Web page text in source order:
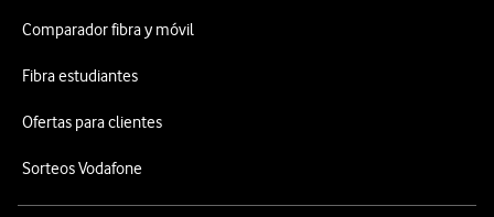
Comparador fibra y móvil
Fibra estudiantes
Ofertas para clientes
Sorteos Vodafone